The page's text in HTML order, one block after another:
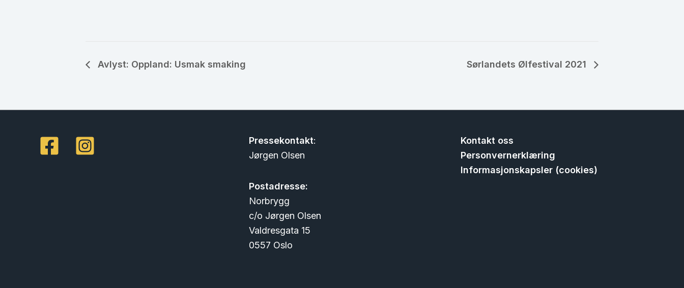
Avlyst: Oppland: Usmak smaking Sørlandets Ølfestival 2021
Pressekontakt:
Jørgen Olsen
Postadresse:
Norbrygg
c/o Jørgen Olsen
Valdresgata 15
0557 Oslo
Kontakt oss
Personvernerklæring
Informasjonskapsler (cookies)